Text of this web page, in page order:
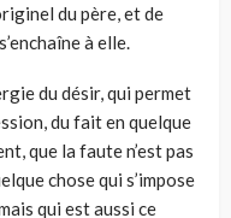
du père, et de
à elle.
du désir, qui permet
du fait en quelque
que la faute n’est pas
chose qui s’impose
qui est aussi ce